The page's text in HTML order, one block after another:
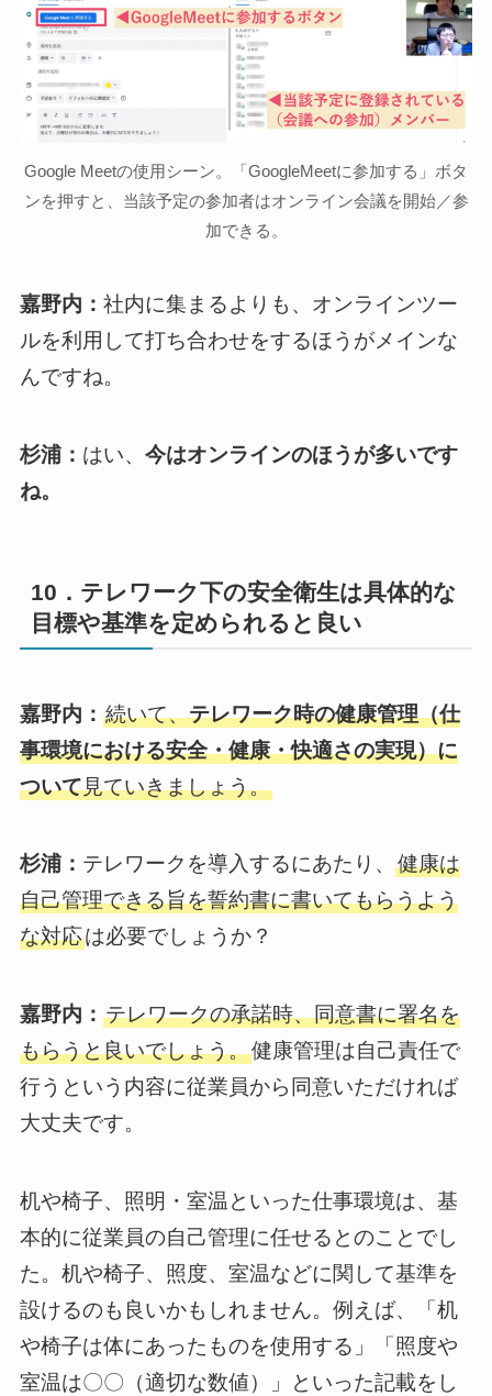
Google Meetの使用シーン。「GoogleMeetに参加する」ボタ
ンを押すと、当該予定の参加者はオンライン会議を開始／参
加できる。
嘉野内： 社内に集まるよりも、オンラインツー
ルを利用して打ち合わせをするほうがメインな
んですね。
杉浦： はい、 今はオンラインのほうが多いです
ね。
10．テレワーク下の安全衛生は具体的な
目標や基準を定められると良い
嘉野内： 続いて、テレワーク時の健康管理（仕
事環境における安全・健康・快適さの実現）に
ついて見ていきましょう。
杉浦： テレワークを導入するにあたり、 健康は
自己管理できる旨を誓約書に書いてもらうよう
な対応は必要でしょうか？
嘉野内： テレワークの承諾時、同意書に署名を
もらうと良いでしょう。健康管理は自己責任で
行うという内容に従業員から同意いただければ
大丈夫です。
机や椅子、照明・室温といった仕事環境は、基
本的に従業員の自己管理に任せるとのことでし
た。机や椅子、照度、室温などに関して基準を
設けるのも良いかもしれません。例えば、「机
や椅子は体にあったものを使用する」「照度や
室温は〇〇（適切な数値）」といった記載をし